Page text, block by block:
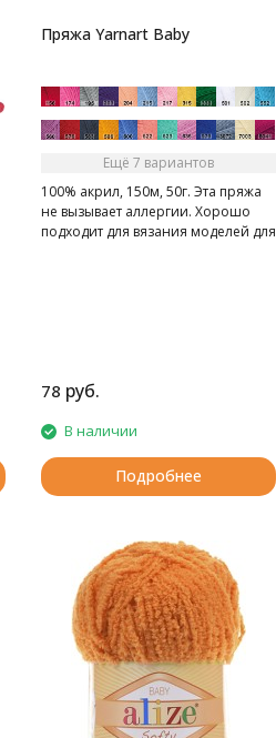
Пряжа Yarnart Baby
Ещё 7 вариантов
100% акрил, 150м, 50г. Эта пряжа
не вызывает аллергии. Хорошо
подходит для вязания моделей для
78 руб.
В наличии
Подробнее